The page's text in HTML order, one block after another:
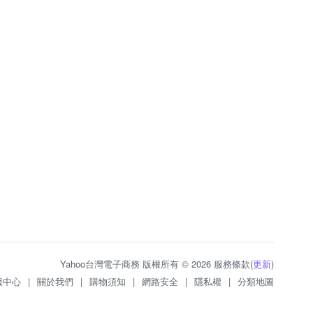
Yahoo台灣電子商務 版權所有 © 2026 服務條款(更新)
中心 | 關於我們 | 購物須知 | 網路安全 | 隱私權 | 分類地圖